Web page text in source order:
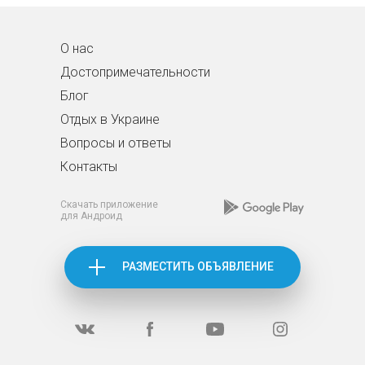
О нас
Достопримечательности
Блог
Отдых в Украине
Вопросы и ответы
Контакты
Скачать приложение
для Андроид
РАЗМЕСТИТЬ ОБЪЯВЛЕНИЕ